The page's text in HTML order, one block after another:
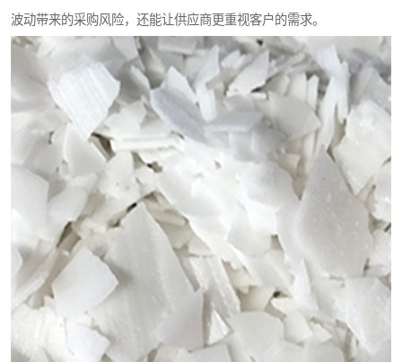
波动带来的采购风险，还能让供应商更重视客户的需求。